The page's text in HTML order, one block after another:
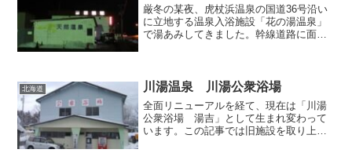
厳冬の某夜、虎杖浜温泉の国道36号沿い
に立地する温泉入浴施設「花の湯温泉」
で湯あみしてきました。幹線道路に面し
と思います。かなり年季の...
北海道 川湯温泉 川湯公衆浴場
全面リニューアルを経て、現在は「川湯
公衆浴場 湯吉」として生まれ変わって
います。この記事では旧施設を取り上げ